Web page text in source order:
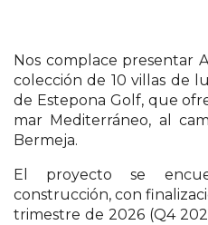
Nos complace presentar
colección de 10 villas de
de Estepona Golf, que
mar Mediterráneo, al
Bermeja.
El proyecto se
construcción, con
trimestre de 2026 (Q4